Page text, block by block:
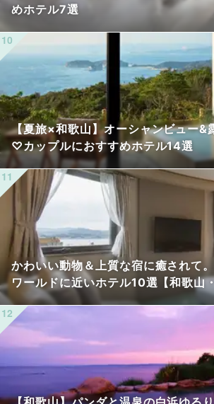
めホテル7選
【夏旅×和歌山】オーシャンビュー&
♡カップルにおすすめホテル14選
かわいい動物＆上質な宿に癒されて
ワールドに近いホテル10選【和歌山